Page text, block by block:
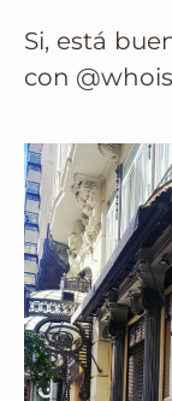
Si, está
con